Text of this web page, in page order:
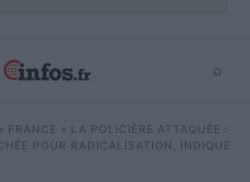
⌕
⌕ ×
» FRANCE » LA POLICIÈRE ATTAQUÉE :
POUR RADICALISATION, INDIQUE